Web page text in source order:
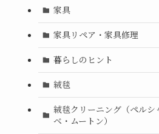
家具
家具リペア・家具修理
暮らしのヒント
絨毯
絨毯クリーニング（ペルシ
ベ・ムートン）